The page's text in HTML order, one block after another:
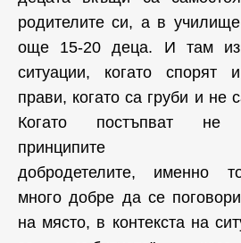
родителите си, а в
още 15-20 деца. И там
ситуации, когато
прави, когато са груби и не
Когато постъпват не
добродетелите, именно
много добре да се
на място, в контекста на